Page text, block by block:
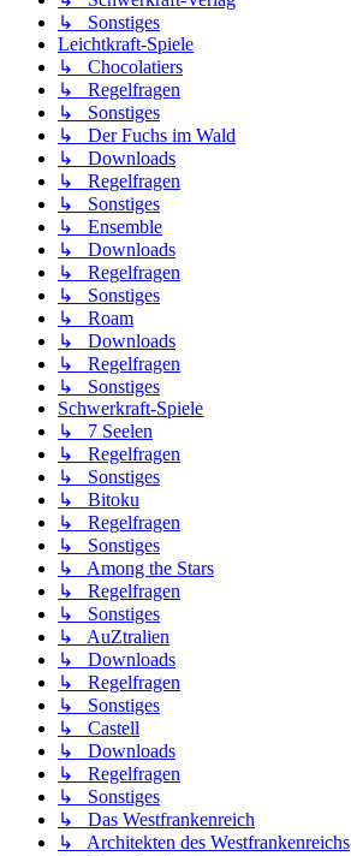
↳ Sonstiges
Leichtkraft-Spiele
↳ Chocolatiers
↳ Regelfragen
↳ Sonstiges
↳ Der Fuchs im Wald
↳ Downloads
↳ Regelfragen
↳ Sonstiges
↳ Ensemble
↳ Downloads
↳ Regelfragen
↳ Sonstiges
↳ Roam
↳ Downloads
↳ Regelfragen
↳ Sonstiges
Schwerkraft-Spiele
↳ 7 Seelen
↳ Regelfragen
↳ Sonstiges
↳ Bitoku
↳ Regelfragen
↳ Sonstiges
↳ Among the Stars
↳ Regelfragen
↳ Sonstiges
↳ AuZtralien
↳ Downloads
↳ Regelfragen
↳ Sonstiges
↳ Castell
↳ Downloads
↳ Regelfragen
↳ Sonstiges
↳ Das Westfrankenreich
↳ Architekten des Westfrankenreichs